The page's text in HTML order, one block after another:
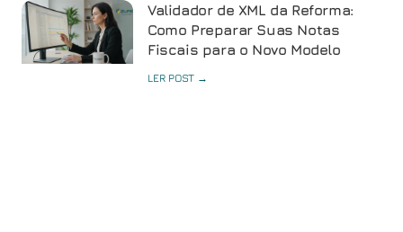
Validador de XML da Reforma:
Como Preparar Suas Notas
Fiscais para o Novo Modelo
LER POST →